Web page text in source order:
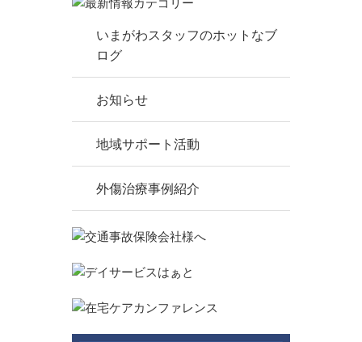
いまがわスタッフのホットなブ
ログ
お知らせ
地域サポート活動
外傷治療事例紹介